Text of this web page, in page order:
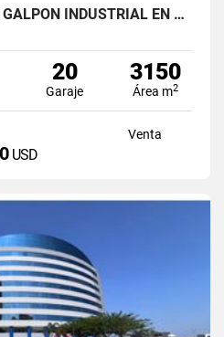
OPORTUNIDAD DURAN GALPON INDUSTRIAL EN VENTA LAS BRISAS
20
Garaje
3150
Área m2
Venta
USD